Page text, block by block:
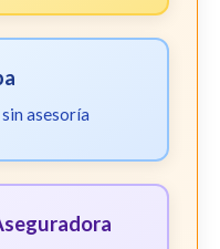
asesoría